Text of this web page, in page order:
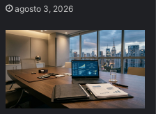
agosto 3, 2026